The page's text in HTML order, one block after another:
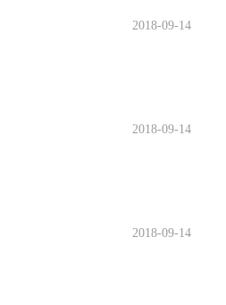
2018-09-14
2018-09-14
2018-09-14